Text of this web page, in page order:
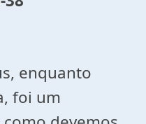
enquanto
foi um